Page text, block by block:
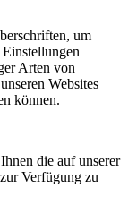
um
Arten von
Websites
können.
die auf unserer
Verfügung zu